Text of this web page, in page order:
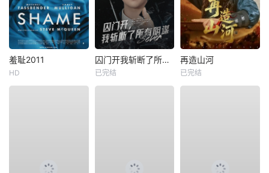
羞耻2011
HD
囚门开我斩断了所有阴谋
已完结
再造山河
已完结